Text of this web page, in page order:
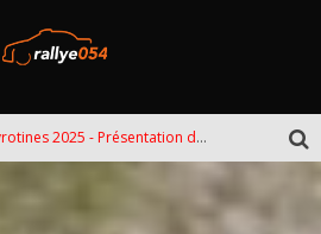
Chevrotines 2025 - Présentation de l'épreuve